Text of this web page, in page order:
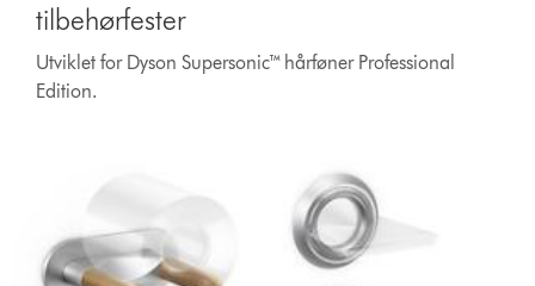
tilbehørfester
Utviklet for Dyson Supersonic™ hårføner Professional
Edition.